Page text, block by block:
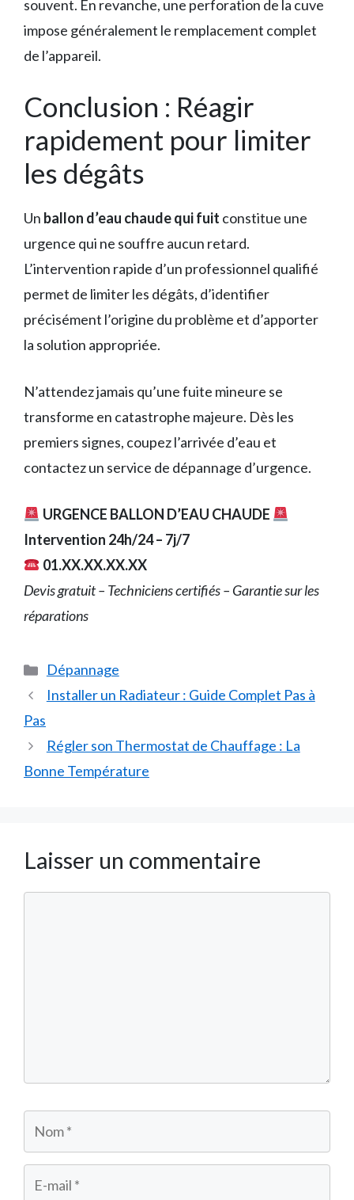
souvent. En revanche, une perforation de la cuve
impose généralement le remplacement complet
de l’appareil.
Conclusion : Réagir
rapidement pour limiter
les dégâts
Un ballon d’eau chaude qui fuit constitue une
urgence qui ne souffre aucun retard.
L’intervention rapide d’un professionnel qualifié
permet de limiter les dégâts, d’identifier
précisément l’origine du problème et d’apporter
la solution appropriée.
N’attendez jamais qu’une fuite mineure se
transforme en catastrophe majeure. Dès les
premiers signes, coupez l’arrivée d’eau et
contactez un service de dépannage d’urgence.
URGENCE BALLON D’EAU CHAUDE
Intervention 24h/24 – 7j/7
01.XX.XX.XX.XX
Devis gratuit – Techniciens certifiés – Garantie sur les
réparations
Catégories
Dépannage
Installer un Radiateur : Guide Complet Pas à
Pas
Régler son Thermostat de Chauffage : La
Bonne Température
Laisser un commentaire
Nom
E-